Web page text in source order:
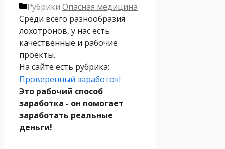
Рубрики Опасная медицина
Среди всего разнообразия
лохотронов, у нас есть
качественные и рабочие
проекты.
На сайте есть рубрика:
Проверенный заработок!
Это рабочий способ
заработка - он помогает
заработать реальные
деньги!